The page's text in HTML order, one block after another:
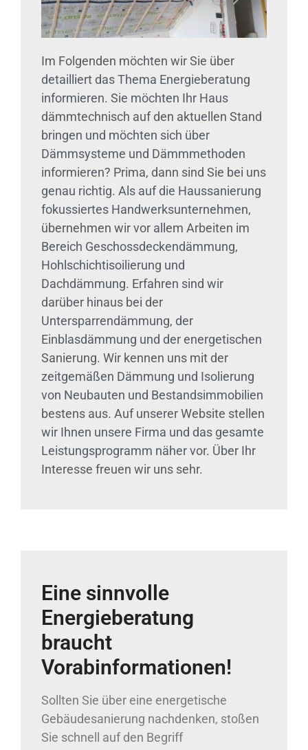
Im Folgenden möchten wir Sie über
detailliert das Thema Energieberatung
informieren. Sie möchten Ihr Haus
dämmtechnisch auf den aktuellen Stand
bringen und möchten sich über
Dämmsysteme und Dämmmethoden
informieren? Prima, dann sind Sie bei uns
genau richtig. Als auf die Haussanierung
fokussiertes Handwerksunternehmen,
übernehmen wir vor allem Arbeiten im
Bereich Geschossdeckendämmung,
Hohlschichtisoilierung und
Dachdämmung. Erfahren sind wir
darüber hinaus bei der
Untersparrendämmung, der
Einblasdämmung und der energetischen
Sanierung. Wir kennen uns mit der
zeitgemäßen Dämmung und Isolierung
von Neubauten und Bestandsimmobilien
bestens aus. Auf unserer Website stellen
wir Ihnen unsere Firma und das gesamte
Leistungsprogramm näher vor. Über Ihr
Interesse freuen wir uns sehr.
Eine sinnvolle
Energieberatung
braucht
Vorabinformationen!
Sollten Sie über eine energetische
Gebäudesanierung nachdenken, stoßen
Sie schnell auf den Begriff